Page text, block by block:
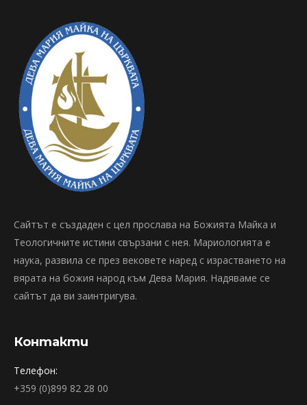
Сайтът е създаден с цел прослава на Божията Майка и
Теологичните истини свързани с нея. Мариологията е
наука, развила се през вековете наред с израстването на
вярата на божия народ към Дева Мария. Надяваме се
сайтът да ви заинтригува.
Контакти
Телефон:
+359 (0)899 82 28 00